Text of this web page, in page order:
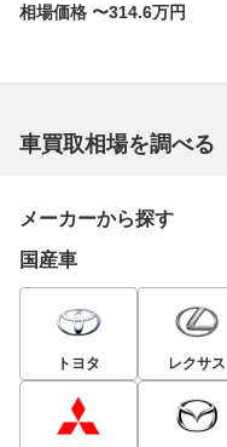
相場価格 〜314.6万円
車買取相場を調べる
メーカーから探す
国産車
トヨタ レクサス